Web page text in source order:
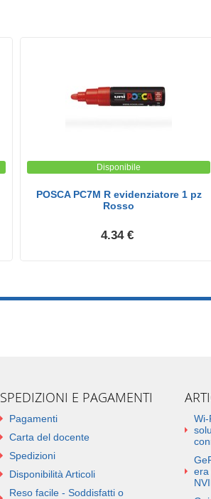
Disponibile
POSCA PC7M R evidenziatore 1 pz
Rosso
4.34 €
SPEDIZIONI E PAGAMENTI
Pagamenti
Carta del docente
Spedizioni
Disponibilità Articoli
Reso facile - Soddisfatti o
era